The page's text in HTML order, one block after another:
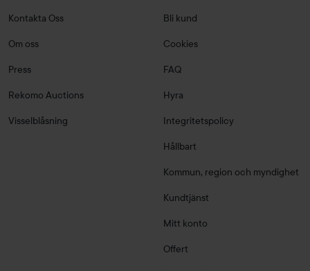
Kontakta Oss
Om oss
Press
Rekomo Auctions
Visselblåsning
Bli kund
Cookies
FAQ
Hyra
Integritetspolicy
Hållbart
Kommun, region och myndighet
Kundtjänst
Mitt konto
Offert